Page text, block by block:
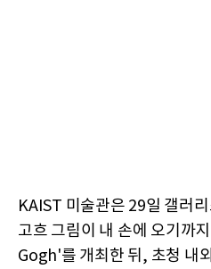
KAIST 미술관은 29일 갤러
고흐 그림이 내 손에 오기까
Gogh'를 개최한 뒤, 초청 내